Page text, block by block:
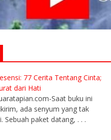
77 Cerita Tentang Cinta;
dari Hati
Saat buku ini
ada senyum yang tak
Sebuah paket datang, . . .